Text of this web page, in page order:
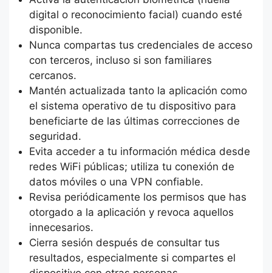
digital o reconocimiento facial) cuando esté
disponible.
Nunca compartas tus credenciales de acceso
con terceros, incluso si son familiares
cercanos.
Mantén actualizada tanto la aplicación como
el sistema operativo de tu dispositivo para
beneficiarte de las últimas correcciones de
seguridad.
Evita acceder a tu información médica desde
redes WiFi públicas; utiliza tu conexión de
datos móviles o una VPN confiable.
Revisa periódicamente los permisos que has
otorgado a la aplicación y revoca aquellos
innecesarios.
Cierra sesión después de consultar tus
resultados, especialmente si compartes el